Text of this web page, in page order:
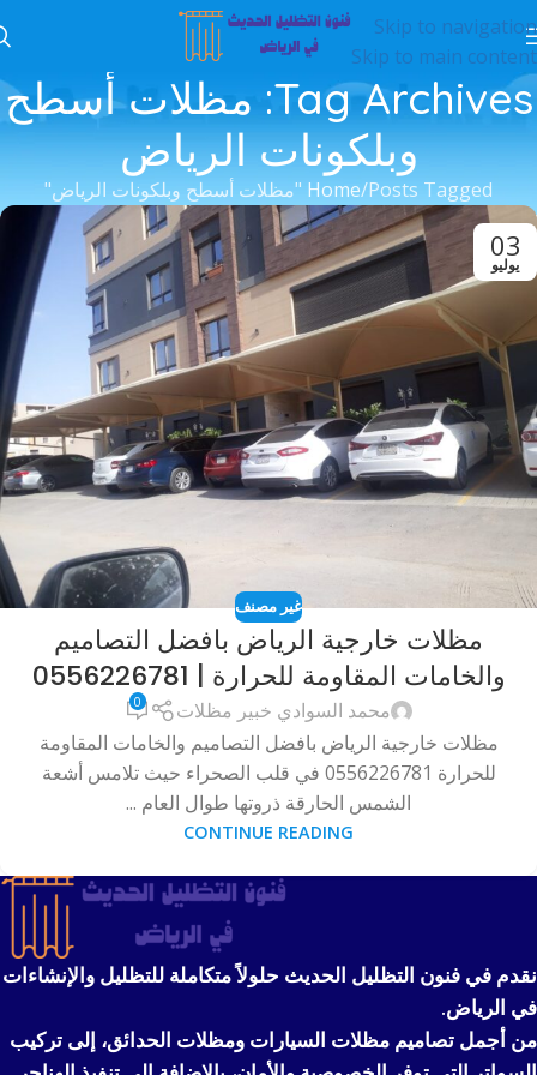
Skip to navigation
Skip to main content
Tag Archives: مظلات أسطح
وبلكونات الرياض
Home Posts Tagged "مظلات أسطح وبلكونات الرياض"
03
يوليو
غير مصنف
مظلات خارجية الرياض بافضل التصاميم
والخامات المقاومة للحرارة | 0556226781
محمد السوادي خبير مظلات 0
مظلات خارجية الرياض بافضل التصاميم والخامات المقاومة
للحرارة 0556226781 في قلب الصحراء حيث تلامس أشعة
الشمس الحارقة ذروتها طوال العام ...
CONTINUE READING
نقدم في فنون التظليل الحديث حلولاً متكاملة للتظليل والإنشاءات
في الرياض.
من أجمل تصاميم مظلات السيارات ومظلات الحدائق، إلى تركيب